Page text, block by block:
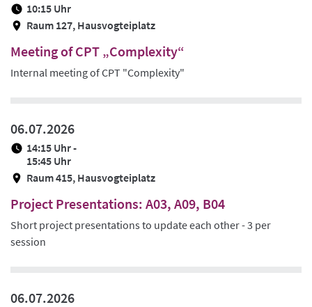
10:15 Uhr
Raum 127, Hausvogteiplatz
Meeting of CPT „Complexity“
Internal meeting of CPT "Complexity"
06.07.2026
14:15 Uhr -
15:45 Uhr
Raum 415, Hausvogteiplatz
Project Presentations: A03, A09, B04
Short project presentations to update each other - 3 per
session
06.07.2026